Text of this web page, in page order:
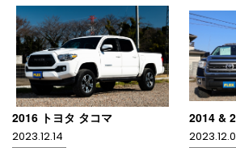
2016 トヨタ タコマ
2023.12.14
2014 &